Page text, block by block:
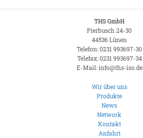
THS GmbH
Pierbusch 24-30
44536 Lünen
Telefon: 0231 993697-30
Telefax: 0231 993697-34
E-Mail: info@ths-iso.de
Wir über uns
Produkte
News
Network
Kontakt
Anfahrt